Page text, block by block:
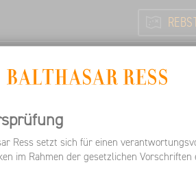
Ress setzt sich für einen
im Rahmen der gesetzlichen Vorschriften